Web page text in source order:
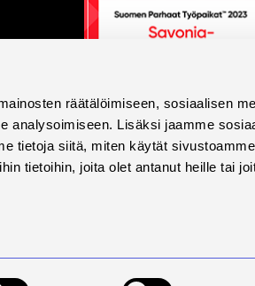
räätälöimiseen, sosiaalisen
analysoimiseen. Lisäksi jaamme
tietoja siitä, miten käytät
tietoihin, joita olet antanut heille tai